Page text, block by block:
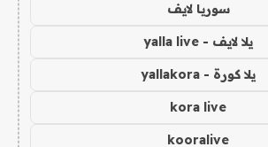
سوريا لايف
يلا لايف - yalla live
يلا كورة - yallakora
kora live
kooralive